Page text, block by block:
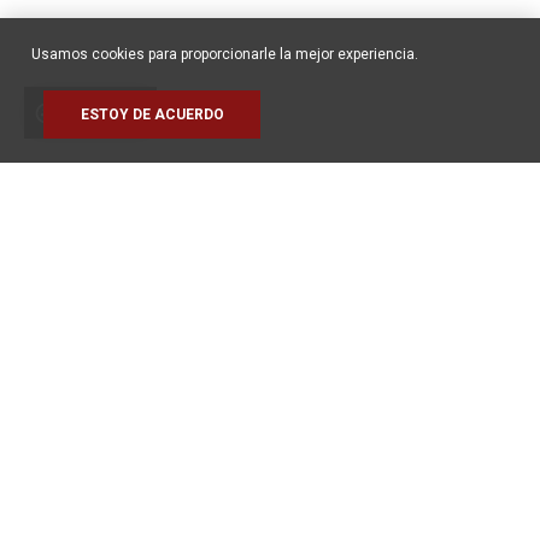
cookies
Usamos cookies para proporcionarle la mejor experiencia.
ESTOY DE ACUERDO